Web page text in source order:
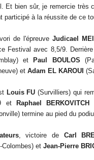
Et bien sûr, je remercie très
participé à la réussite de ce
de l'épreuve Judicael
Festival avec 8,5/9.
et Paul BOULOS
et Adam EL KAROUI
Louis FU (Survilliers) qui
et Raphael BERKOVITCH
termine au pied du
, victoire de Carl
Colombes) et Jean-Pierre